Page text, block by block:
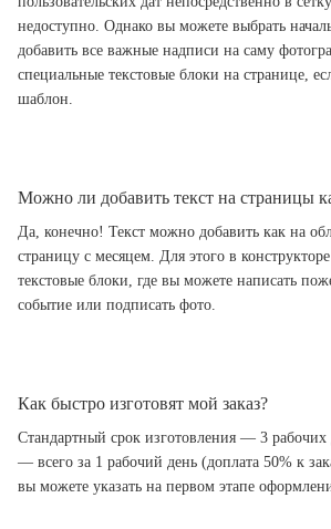
недоступно. Однако вы можете выбрать
добавить все важные надписи на саму
специальные текстовые блоки на странице,
шаблон.
Можно ли добавить текст на страницы
Да, конечно! Текст можно добавить как на
страницу с месяцем. Для этого в
текстовые блоки, где вы можете написать
событие или подписать фото.
Как быстро изготовят мой заказ?
Стандартный срок изготовления — 3 рабочих
— всего за 1 рабочий день (доплата 50% к
вы можете указать на первом этапе